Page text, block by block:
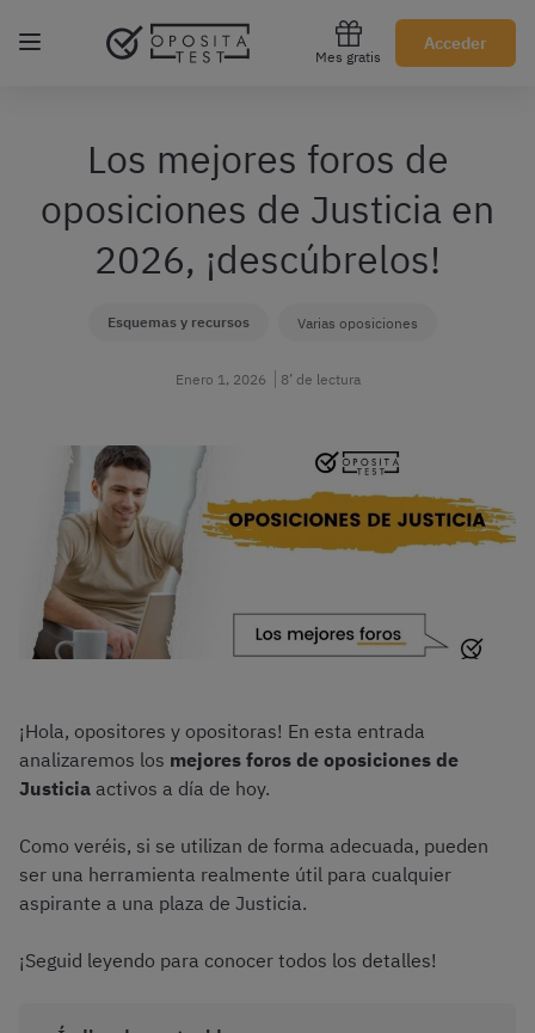
Mes gratis
Acceder
Regístrate gratis
Los mejores foros de
oposiciones de Justicia en
2026, ¡descúbrelos!
Esquemas y recursos Varias oposiciones
Enero 1, 2026 8’ de lectura
¡Hola, opositores y opositoras! En esta entrada
analizaremos los mejores foros de oposiciones de
Justicia activos a día de hoy.
Como veréis, si se utilizan de forma adecuada, pueden
ser una herramienta realmente útil para cualquier
aspirante a una plaza de Justicia.
¡Seguid leyendo para conocer todos los detalles!